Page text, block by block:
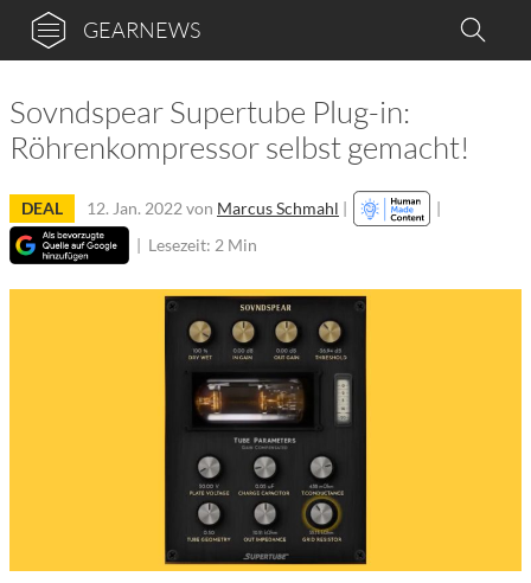
GEARNEWS
Sovndspear Supertube Plug-in:
Röhrenkompressor selbst gemacht!
DEAL 12. Jan. 2022 von Marcus Schmahl |
|
| Lesezeit: 2 Min